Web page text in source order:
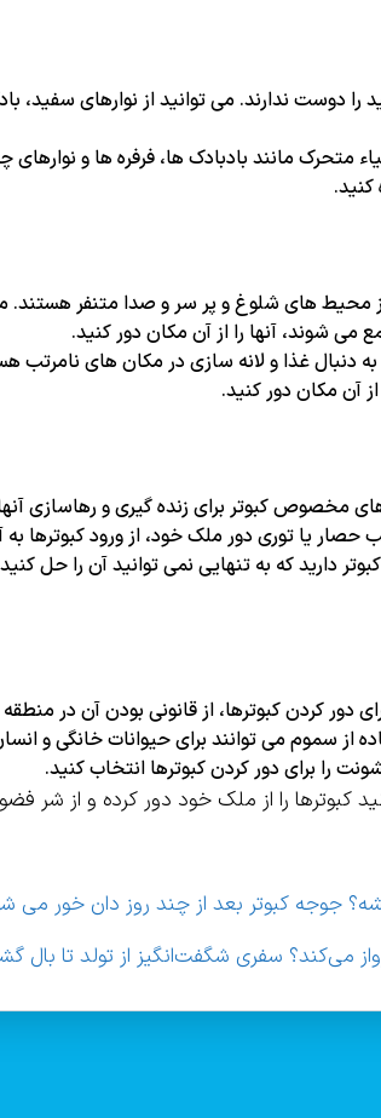
را دوست ندارند. می توانید از نوارهای سفید،
متحرک مانند بادبادک ها، فرفره ها و
کنید.
محیط های شلوغ و پر سر و صدا متنفر هستند.
می شوند، آنها را از آن مکان دور کنید.
به دنبال غذا و لانه سازی در مکان های نامرتب
آن مکان دور کنید.
مخصوص کبوتر برای زنده گیری و رهاسازی
حصار یا توری دور ملک خود، از ورود کبوترها
دارید که به تنهایی نمی توانید آن را حل
دور کردن کبوترها، از قانونی بودن آن در
از سموم می توانند برای حیوانات خانگی و
را برای دور کردن کبوترها انتخاب کنید.
کبوترها را از ملک خود دور کرده و از شر
جوجه کبوتر بعد از چند روز دان خور می
می‌کند؟ سفری شگفت‌انگیز از تولد تا بال